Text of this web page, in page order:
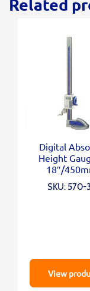
Digital
Height
18″/
Inch/
SKU: 570-
View